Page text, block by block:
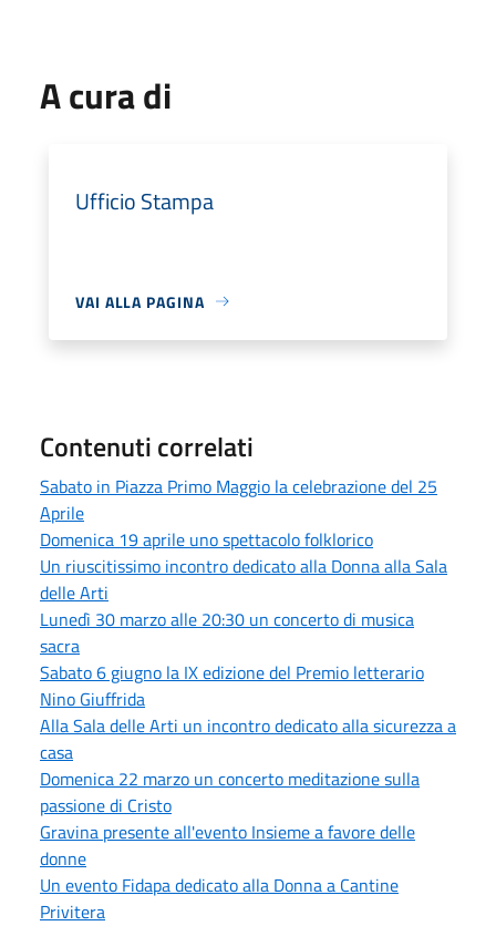
A cura di
Ufficio Stampa
VAI ALLA PAGINA
Contenuti correlati
Sabato in Piazza Primo Maggio la celebrazione del 25
Aprile
Domenica 19 aprile uno spettacolo folklorico
Un riuscitissimo incontro dedicato alla Donna alla Sala
delle Arti
Lunedì 30 marzo alle 20:30 un concerto di musica
sacra
Sabato 6 giugno la IX edizione del Premio letterario
Nino Giuffrida
Alla Sala delle Arti un incontro dedicato alla sicurezza a
casa
Domenica 22 marzo un concerto meditazione sulla
passione di Cristo
Gravina presente all'evento Insieme a favore delle
donne
Un evento Fidapa dedicato alla Donna a Cantine
Privitera